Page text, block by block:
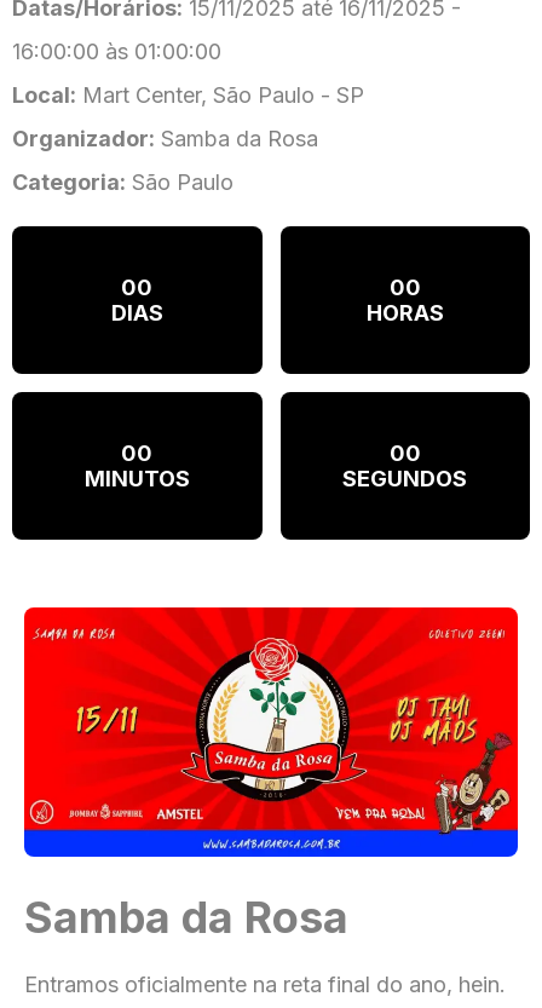
Datas/Horários: 15/11/2025 até 16/11/2025 -
16:00:00 às 01:00:00
Local: Mart Center, São Paulo - SP
Organizador: Samba da Rosa
Categoria: São Paulo
00
DIAS
00
HORAS
00
MINUTOS
00
SEGUNDOS
Samba da Rosa
Entramos oficialmente na reta final do ano, hein.